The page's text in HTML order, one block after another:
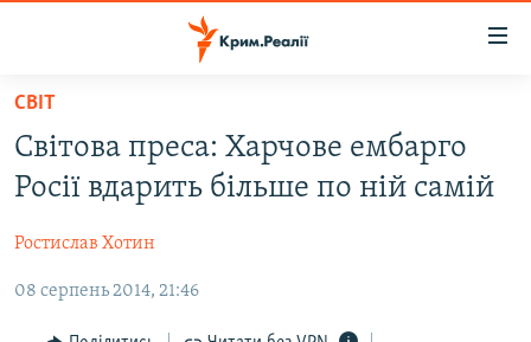
Перейти
основного
матеріалу
до
навігації
Перейти
ВІДЕО ТА ФОТО
ПОЛІТИКА
БЛОГИ
СВІТ
Світова преса: Харчове ембарго
Росії вдарить більше по ній самій
Ростислав Хотин
08 серпень 2014, 21:46